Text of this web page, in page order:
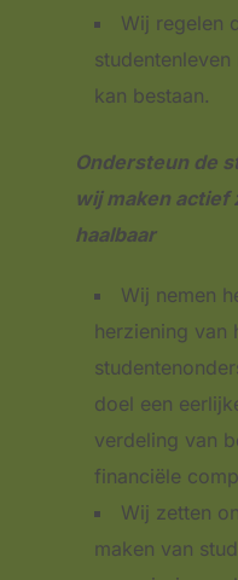
Wij regelen
kan bestaan.
Ondersteun de
wij maken actief
haalbaar
Wij nemen
herziening van
doel een
verdeling van
financiële
Wij zetten
maken van